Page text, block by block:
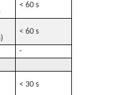
< 60 s
< 60 s
-
< 30 s